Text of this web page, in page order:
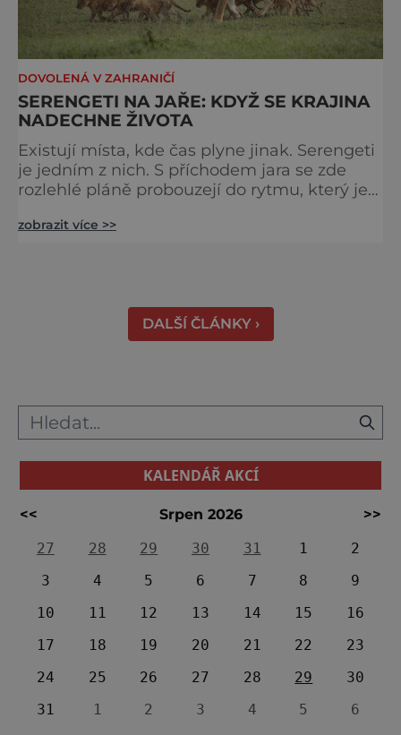
DOVOLENÁ V ZAHRANIČÍ
SERENGETI NA JAŘE: KDYŽ SE KRAJINA
NADECHNE ŽIVOTA
Existují místa, kde čas plyne jinak. Serengeti
je jedním z nich. S příchodem jara se zde
rozlehlé pláně probouzejí do rytmu, který je
tráva svěží a horizont nekonečný. A právě v
shromažďují statisíce zvířat. Více než 1,5
milionu pakoňů, dop
zobrazit více >>
DALŠÍ ČLÁNKY ›
KALENDÁŘ AKCÍ
<< Srpen 2026
>>
27
28 29 30 31 1
2
3
4 5 6 7 8
9
10
11 12 13 14 15
16
17
18 19 20 21 22
23
24
25 26 27 28 29
30
31
1 2 3 4 5 6